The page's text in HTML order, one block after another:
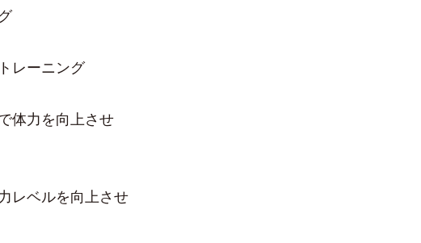
レーニング
体力を向上させ
レベルを向上させ